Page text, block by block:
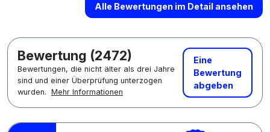
Alle Bewertungen im Detail ansehen
Bewertung (2472)
Bewertungen, die nicht älter als drei Jahre
sind und einer Überprüfung unterzogen
wurden. Mehr Informationen
Eine
Bewertung
abgeben